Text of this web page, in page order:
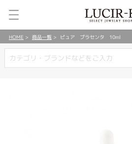
HOME 商品一覧 ピュア プラセンタ 10ml